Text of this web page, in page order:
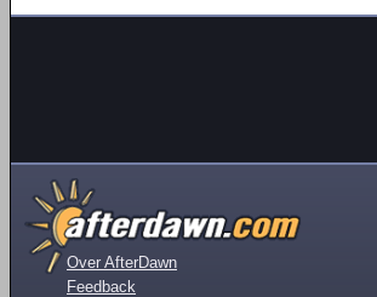
Over AfterDawn
Feedback